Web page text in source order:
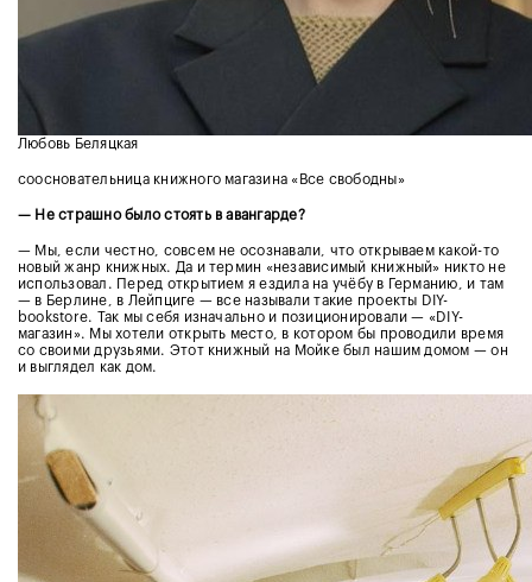
Любовь Беляцкая
соосновательница книжного магазина «Все свободны»
— Не страшно было стоять в авангарде?
— Мы, если честно, совсем не осознавали, что открываем какой-то
новый жанр книжных. Да и термин «независимый книжный» никто не
использовал. Перед открытием я ездила на учёбу в Германию, и там
— в Берлине, в Лейпциге — все называли такие проекты DIY-
bookstore. Так мы себя изначально и позиционировали — «DIY-
магазин». Мы хотели открыть место, в котором бы проводили время
со своими друзьями. Этот книжный на Мойке был нашим домом — он
и выглядел как дом.